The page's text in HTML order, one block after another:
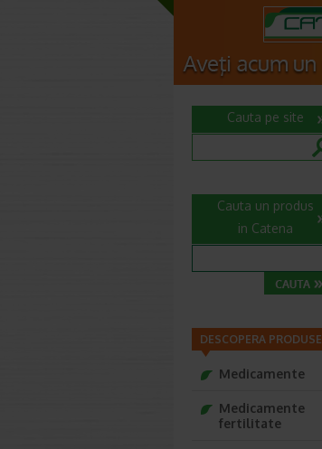
Cauta pe site
Cauta un produs
in Catena
DESCOPERA PRODUSE
Medicamente
Medicamente
fertilitate